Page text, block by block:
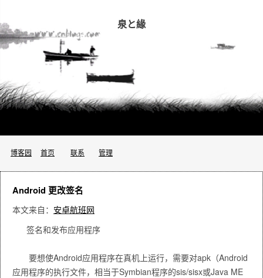
泉と緣
博客园 首页 联系 管理
Android 更改签名
本文来自： 安卓航班网
签名和发布应用程序
要想使Android应用程序在真机上运行，需要对apk（Android
应用程序的执行文件，相当于Symbian程序的sis/sisx或Java ME